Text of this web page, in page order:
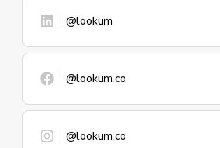
@lookum
@lookum.co
@lookum.co